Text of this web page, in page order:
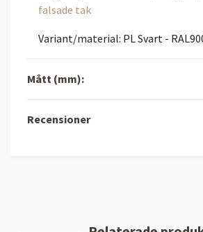
falsade tak
Variant/material: PL Svart -
Mått (mm):
Recensioner